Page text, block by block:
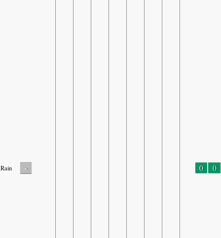
Rain - 0 0